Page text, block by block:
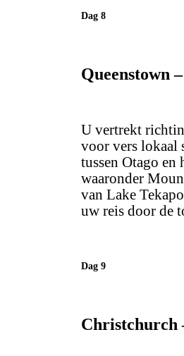
Dag 8
Queenstown
U vertrekt
voor vers lokaal
tussen Otago en
waaronder
van Lake
uw reis door de
Dag 9
Christchurch